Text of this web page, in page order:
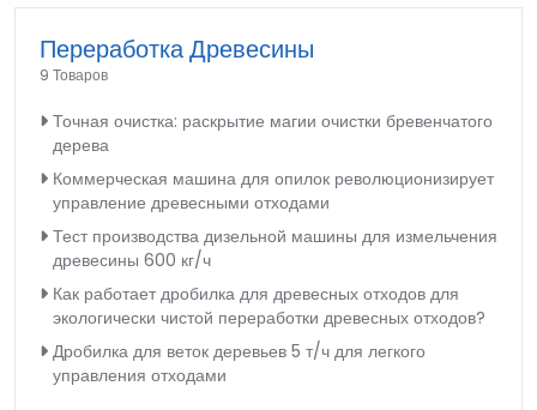
Переработка Древесины
9 Товаров
Точная очистка: раскрытие магии очистки бревенчатого
дерева
Коммерческая машина для опилок революционизирует
управление древесными отходами
Тест производства дизельной машины для измельчения
древесины 600 кг/ч
Как работает дробилка для древесных отходов для
экологически чистой переработки древесных отходов?
Дробилка для веток деревьев 5 т/ч для легкого
управления отходами